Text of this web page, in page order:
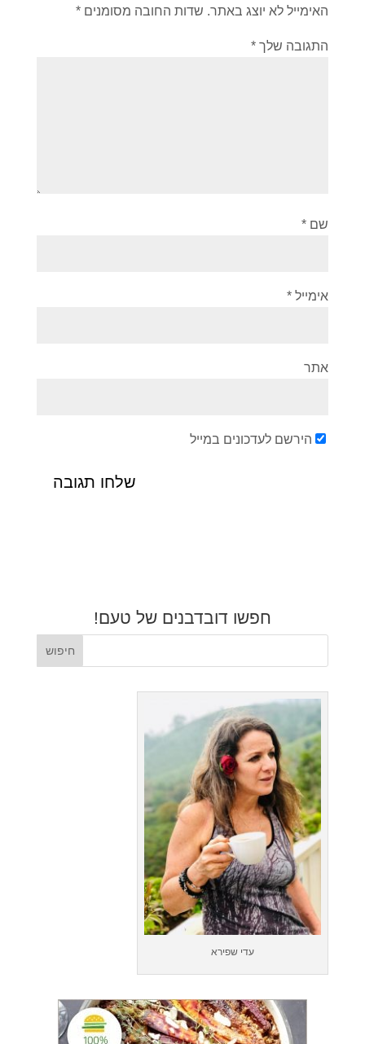
האימייל לא יוצג באתר. שדות החובה מסומנים *
התגובה שלך *
שם *
אימייל *
אתר
הירשם לעדכונים במייל
חפשו דובדבנים של טעם!
עדי שפירא